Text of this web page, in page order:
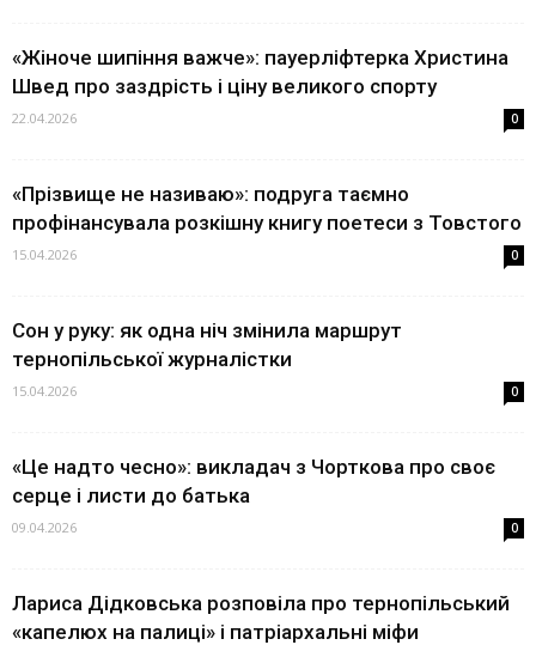
«Жіноче шипіння важче»: пауерліфтерка Христина
Швед про заздрість і ціну великого спорту
22.04.2026 0
«Прізвище не називаю»: подруга таємно
профінансувала розкішну книгу поетеси з Товстого
15.04.2026 0
Сон у руку: як одна ніч змінила маршрут
тернопільської журналістки
15.04.2026 0
«Це надто чесно»: викладач з Чорткова про своє
серце і листи до батька
09.04.2026 0
Лариса Дідковська розповіла про тернопільський
«капелюх на палиці» і патріархальні міфи